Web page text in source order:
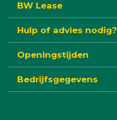
BW Lease
Hulp of advies nodig?
Openingstijden
Bedrijfsgegevens